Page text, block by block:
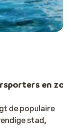
en
de populaire
stad,